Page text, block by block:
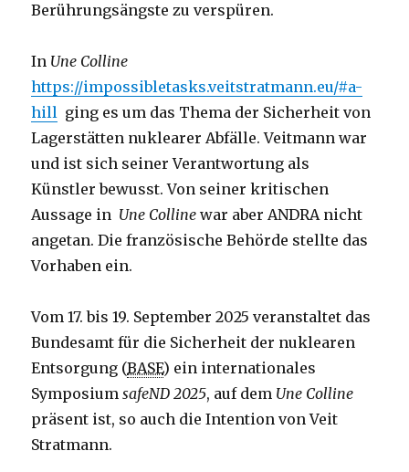
Berührungsängste zu verspüren.
In Une Colline
https://impossibletasks.veitstratmann.eu/#a-
hill ging es um das Thema der Sicherheit von
Lagerstätten nuklearer Abfälle. Veitmann war
und ist sich seiner Verantwortung als
Künstler bewusst. Von seiner kritischen
Aussage in Une Colline war aber ANDRA nicht
angetan. Die französische Behörde stellte das
Vorhaben ein.
Vom 17. bis 19. September 2025 veranstaltet das
Bundesamt für die Sicherheit der nuklearen
Entsorgung (BASE) ein internationales
SymposiumsafeND 2025, auf dem Une Colline
präsent ist, so auch die Intention von Veit
Stratmann.